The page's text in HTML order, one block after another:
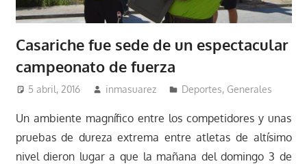
Casariche fue sede de un espectacular
campeonato de fuerza
5 abril, 2016 inmasuarez Deportes, Generales
Un ambiente magnífico entre los competidores y unas
pruebas de dureza extrema entre atletas de altísimo
nivel dieron lugar a que la mañana del domingo 3 de